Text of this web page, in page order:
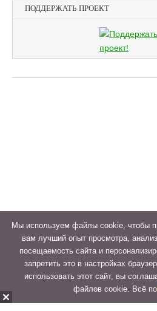
ПОДДЕРЖАТЬ ПРОЕКТ
Мы используем файлы cookie, чтобы
вам лучший опыт просмотра,
посещаемость сайта и
запретить это в настройках
использовать этот сайт, вы
файлов cookie. Всё по